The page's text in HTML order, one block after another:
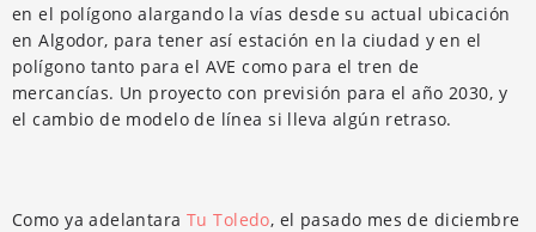
en el polígono alargando la vías desde su actual ubicación
en Algodor, para tener así estación en la ciudad y en el
polígono tanto para el AVE como para el tren de
mercancías. Un proyecto con previsión para el año 2030, y
el cambio de modelo de línea si lleva algún retraso.
Como ya adelantara Tu Toledo, el pasado mes de diciembre